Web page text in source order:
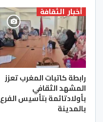
أخبار الثقافة
رابطة كاتبات المغرب تعزز
المشهد الثقافي
بأولادتائمة بتأسيس الفرع
بالمدينة